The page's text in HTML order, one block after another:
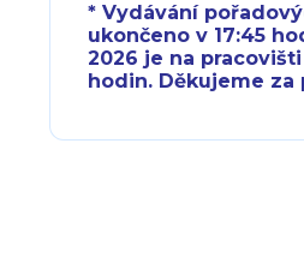
* Vydávání
ukončeno v 17:45
2026 je na
hodin. Děkujeme za